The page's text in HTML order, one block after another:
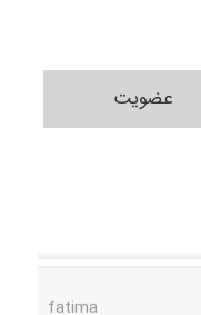
عضویت